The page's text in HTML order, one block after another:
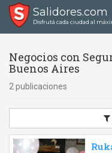
Salidores.com
Disfrutá cada ciudad al
Negocios con
Buenos Aires
2 publicaciones